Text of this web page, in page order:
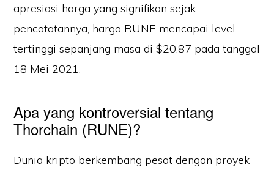
apresiasi harga yang signifikan sejak
pencatatannya, harga RUNE mencapai level
tertinggi sepanjang masa di $20.87 pada tanggal
18 Mei 2021.
Apa yang kontroversial tentang
Thorchain (RUNE)?
Dunia kripto berkembang pesat dengan proyek-